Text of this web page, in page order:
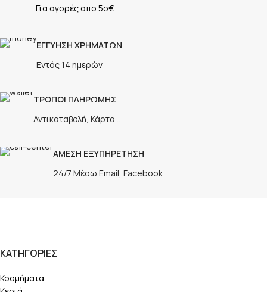
Για αγορές απο 5ο€
ΕΓΓΥΗΣΗ ΧΡΗΜΑΤΩΝ
Εντός 14 ημερών
ΤΡΟΠΟΙ ΠΛΗΡΩΜΗΣ
Αντικαταβολή, Κάρτα ..
ΑΜΕΣΗ ΕΞΥΠΗΡΕΤΗΣΗ
24/7 Μέσω Email, Facebook
ΚΑΤΗΓΟΡΙΕΣ
Κοσμήματα